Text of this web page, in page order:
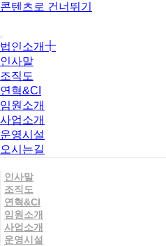
콘텐츠로 건너뛰기
법인소개
인사말
조직도
연혁&CI
임원소개
사업소개
운영시설
오시는길
인사말
조직도
연혁&CI
임원소개
사업소개
운영시설